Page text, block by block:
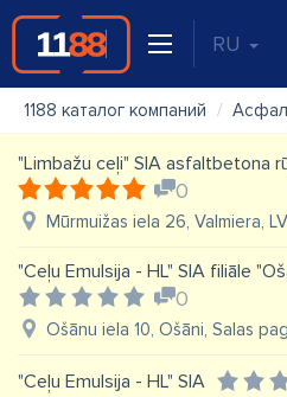
RU
1188 каталог компаний
"Limbažu ceļi" SIA asfaltbetona
0
Mūrmuižas iela 26, Valmiera,
"Ceļu Emulsija - HL" SIA filiāle
0
Ošānu iela 10, Ošāni, Salas
"Ceļu Emulsija - HL" SIA